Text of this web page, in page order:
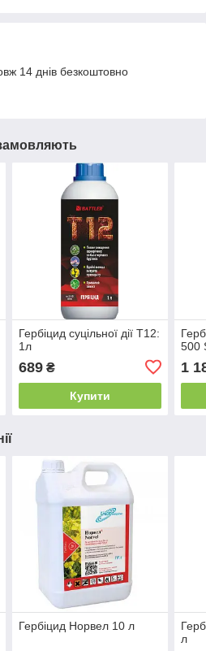
14 днів безкоштовно
Гербіцид суцільної дії Т12:
1л
689₴
Купити
500
1
Гербіцид Норвел 10 л
л